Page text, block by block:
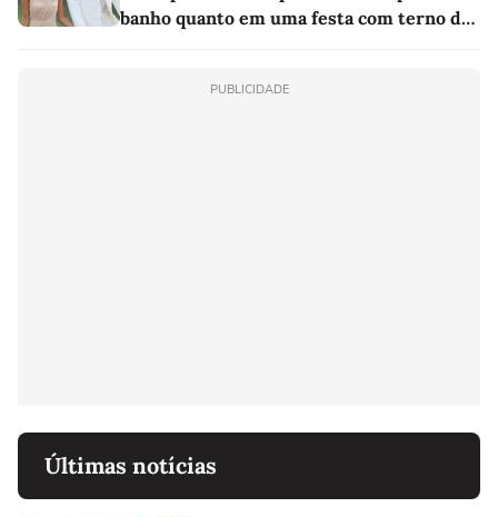
banho quanto em uma festa com terno de
PUBLICIDADE
Últimas notícias